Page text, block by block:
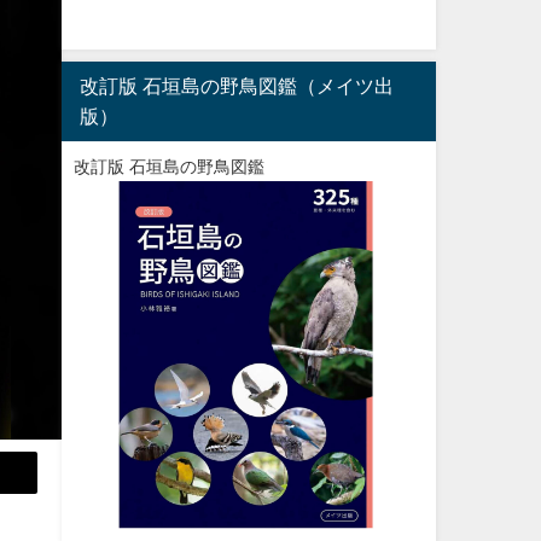
改訂版 石垣島の野鳥図鑑（メイツ出
版）
改訂版 石垣島の野鳥図鑑